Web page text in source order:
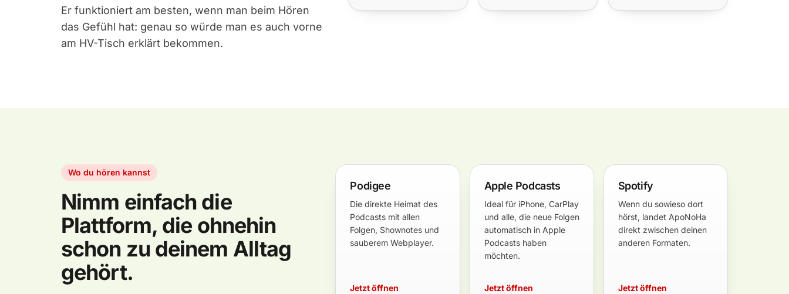
Er funktioniert am besten, wenn man beim Hören
das Gefühl hat: genau so würde man es auch vorne
am HV-Tisch erklärt bekommen.
Wo du hören kannst
Nimm einfach die
Plattform, die ohnehin
schon zu deinem Alltag
gehört.
Podigee
Die direkte Heimat des
Podcasts mit allen
Folgen, Shownotes und
sauberem Webplayer.
Jetzt öffnen
Apple Podcasts
Ideal für iPhone, CarPlay
und alle, die neue Folgen
automatisch in Apple
Podcasts haben
möchten.
Jetzt öffnen
Spotify
Wenn du sowieso dort
hörst, landet ApoNoHa
direkt zwischen deinen
anderen Formaten.
Jetzt öffnen